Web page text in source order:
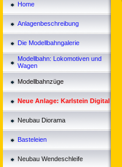
Home
Anlagenbeschreibung
Die Modellbahngalerie
Modellbahn: Lokomotiven und
Wagen
Modellbahnzüge
Neue Anlage: Karlstein Digital
Neubau Diorama
Basteleien
Neubau Wendeschleife